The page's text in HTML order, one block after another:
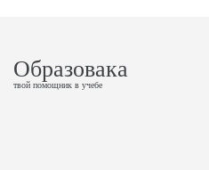
Образовака
твой помощник в учебе